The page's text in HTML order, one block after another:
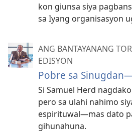
kon giunsa siya
sa Iyang organisasyon
ANG BANTAYANANG
EDISYON
Pobre sa
Si Samuel Herd
pero sa ulahi nahimo
espirituwal​—mas dato
gihunahuna.